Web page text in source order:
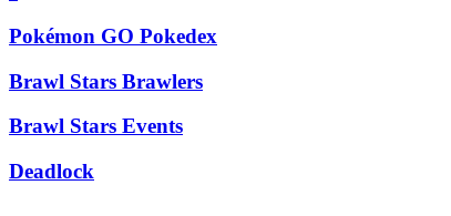
Pokémon GO Pokedex
Brawl Stars Brawlers
Brawl Stars Events
Deadlock